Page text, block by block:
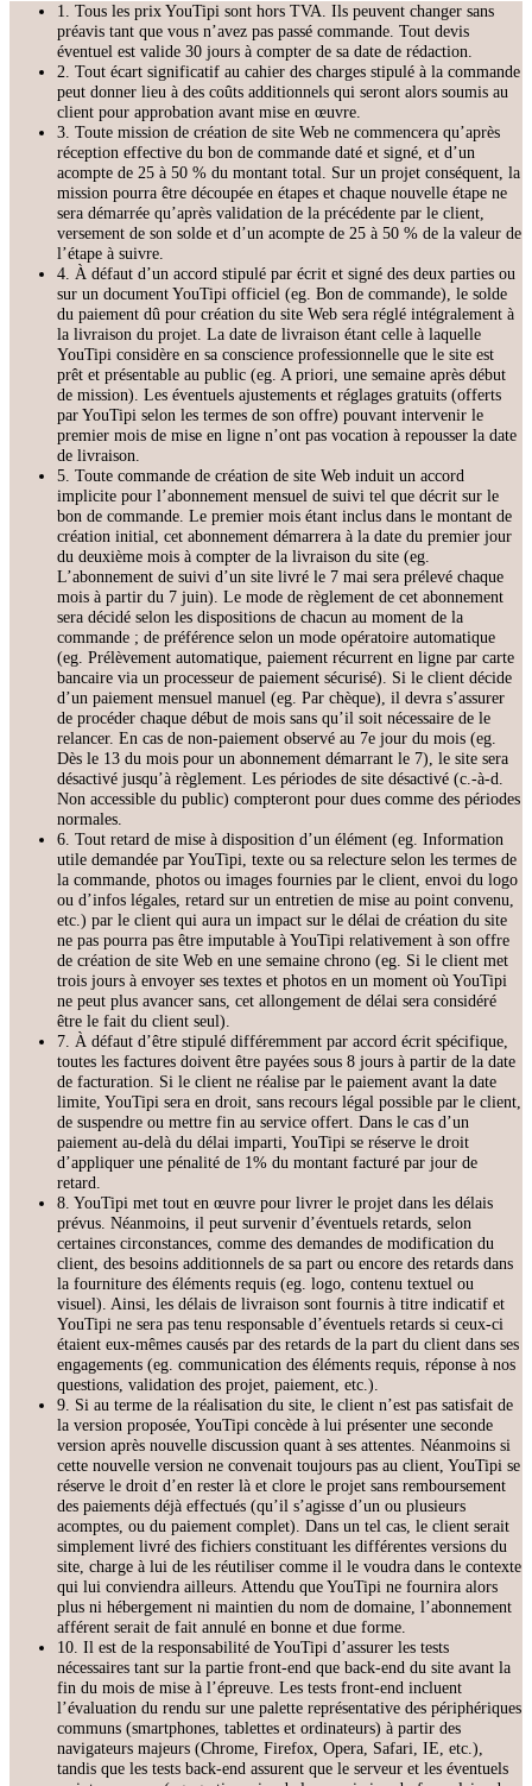
1. Tous les prix YouTipi sont hors TVA. Ils peuvent changer sans
préavis tant que vous n’avez pas passé commande. Tout devis
éventuel est valide 30 jours à compter de sa date de rédaction.
2. Tout écart significatif au cahier des charges stipulé à la commande
peut donner lieu à des coûts additionnels qui seront alors soumis au
client pour approbation avant mise en œuvre.
3. Toute mission de création de site Web ne commencera qu’après
réception effective du bon de commande daté et signé, et d’un
acompte de 25 à 50 % du montant total. Sur un projet conséquent, la
mission pourra être découpée en étapes et chaque nouvelle étape ne
sera démarrée qu’après validation de la précédente par le client,
versement de son solde et d’un acompte de 25 à 50 % de la valeur de
l’étape à suivre.
4. À défaut d’un accord stipulé par écrit et signé des deux parties ou
sur un document YouTipi officiel (eg. Bon de commande), le solde
du paiement dû pour création du site Web sera réglé intégralement à
la livraison du projet. La date de livraison étant celle à laquelle
YouTipi considère en sa conscience professionnelle que le site est
prêt et présentable au public (eg. A priori, une semaine après début
de mission). Les éventuels ajustements et réglages gratuits (offerts
par YouTipi selon les termes de son offre) pouvant intervenir le
premier mois de mise en ligne n’ont pas vocation à repousser la date
de livraison.
5. Toute commande de création de site Web induit un accord
implicite pour l’abonnement mensuel de suivi tel que décrit sur le
bon de commande. Le premier mois étant inclus dans le montant de
création initial, cet abonnement démarrera à la date du premier jour
du deuxième mois à compter de la livraison du site (eg.
L’abonnement de suivi d’un site livré le 7 mai sera prélevé chaque
mois à partir du 7 juin). Le mode de règlement de cet abonnement
sera décidé selon les dispositions de chacun au moment de la
commande ; de préférence selon un mode opératoire automatique
(eg. Prélèvement automatique, paiement récurrent en ligne par carte
bancaire via un processeur de paiement sécurisé). Si le client décide
d’un paiement mensuel manuel (eg. Par chèque), il devra s’assurer
de procéder chaque début de mois sans qu’il soit nécessaire de le
relancer. En cas de non-paiement observé au 7e jour du mois (eg.
Dès le 13 du mois pour un abonnement démarrant le 7), le site sera
désactivé jusqu’à règlement. Les périodes de site désactivé (c.-à-d.
Non accessible du public) compteront pour dues comme des périodes
normales.
6. Tout retard de mise à disposition d’un élément (eg. Information
utile demandée par YouTipi, texte ou sa relecture selon les termes de
la commande, photos ou images fournies par le client, envoi du logo
ou d’infos légales, retard sur un entretien de mise au point convenu,
etc.) par le client qui aura un impact sur le délai de création du site
ne pas pourra pas être imputable à YouTipi relativement à son offre
de création de site Web en une semaine chrono (eg. Si le client met
trois jours à envoyer ses textes et photos en un moment où YouTipi
ne peut plus avancer sans, cet allongement de délai sera considéré
être le fait du client seul).
7. À défaut d’être stipulé différemment par accord écrit spécifique,
toutes les factures doivent être payées sous 8 jours à partir de la date
de facturation. Si le client ne réalise par le paiement avant la date
limite, YouTipi sera en droit, sans recours légal possible par le client,
de suspendre ou mettre fin au service offert. Dans le cas d’un
paiement au-delà du délai imparti, YouTipi se réserve le droit
d’appliquer une pénalité de 1% du montant facturé par jour de
retard.
8. YouTipi met tout en œuvre pour livrer le projet dans les délais
prévus. Néanmoins, il peut survenir d’éventuels retards, selon
certaines circonstances, comme des demandes de modification du
client, des besoins additionnels de sa part ou encore des retards dans
la fourniture des éléments requis (eg. logo, contenu textuel ou
visuel). Ainsi, les délais de livraison sont fournis à titre indicatif et
YouTipi ne sera pas tenu responsable d’éventuels retards si ceux-ci
étaient eux-mêmes causés par des retards de la part du client dans ses
engagements (eg. communication des éléments requis, réponse à nos
questions, validation des projet, paiement, etc.).
9. Si au terme de la réalisation du site, le client n’est pas satisfait de
la version proposée, YouTipi concède à lui présenter une seconde
version après nouvelle discussion quant à ses attentes. Néanmoins si
cette nouvelle version ne convenait toujours pas au client, YouTipi se
réserve le droit d’en rester là et clore le projet sans remboursement
des paiements déjà effectués (qu’il s’agisse d’un ou plusieurs
acomptes, ou du paiement complet). Dans un tel cas, le client serait
simplement livré des fichiers constituant les différentes versions du
site, charge à lui de les réutiliser comme il le voudra dans le contexte
qui lui conviendra ailleurs. Attendu que YouTipi ne fournira alors
plus ni hébergement ni maintien du nom de domaine, l’abonnement
afférent serait de fait annulé en bonne et due forme.
10. Il est de la responsabilité de YouTipi d’assurer les tests
nécessaires tant sur la partie front-end que back-end du site avant la
fin du mois de mise à l’épreuve. Les tests front-end incluent
l’évaluation du rendu sur une palette représentative des périphériques
communs (smartphones, tablettes et ordinateurs) à partir des
navigateurs majeurs (Chrome, Firefox, Opera, Safari, IE, etc.),
tandis que les tests back-end assurent que le serveur et les éventuels